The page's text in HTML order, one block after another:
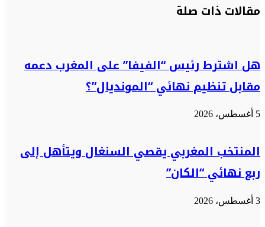
عبر
البريد
مقالات ذات صلة
هل اشترط رئيس “الفيفا” على المغرب دعمه
مقابل تنظيم نهائي “المونديال”؟
5 أغسطس، 2026
المنتخب المغربي يقصي السنغال ويتأهل إلى
ربع نهائي “الكان”
3 أغسطس، 2026